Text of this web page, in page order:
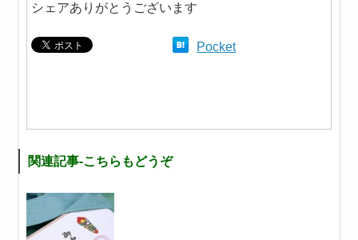
シェアありがとうございます
Pocket
関連記事-こちらもどうぞ